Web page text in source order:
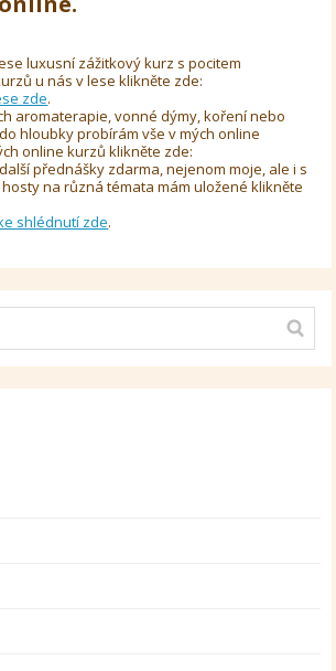
luxusní zážitkový kurz s pocitem
u nás v lese klikněte zde:
zde.
aromaterapie, vonné dýmy, koření nebo
hloubky probírám vše v mých online
online kurzů klikněte zde:
přednášky zdarma, nejenom moje, ale i s
na různá témata mám uložené klikněte
shlédnutí zde.